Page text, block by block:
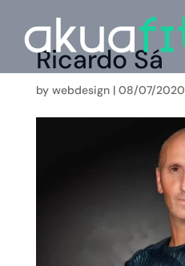
Ricardo Sá
by webdesign| 08/07/2020